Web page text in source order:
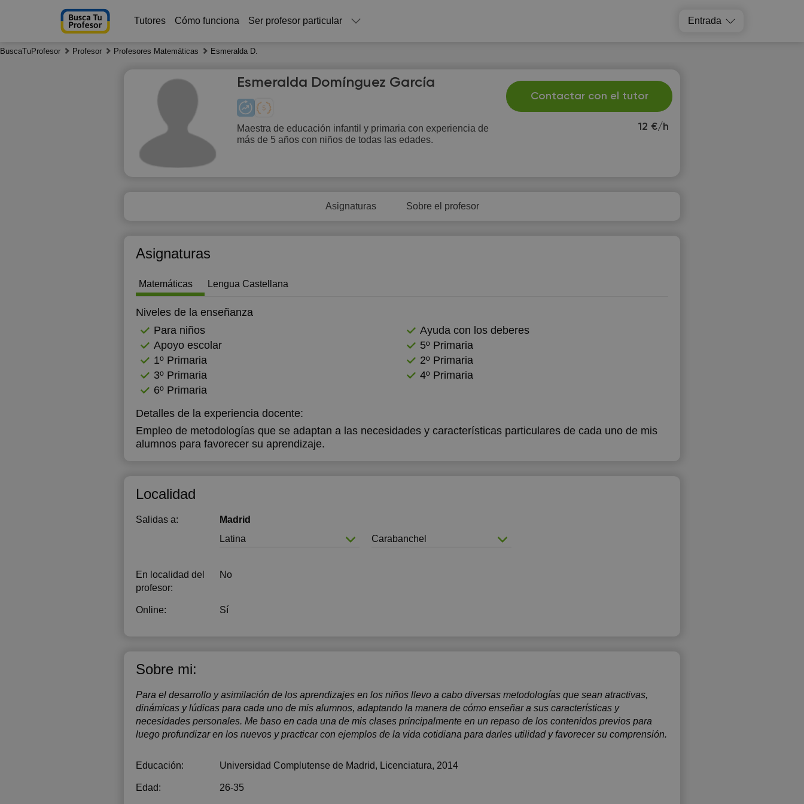
Tutores Cómo funciona Ser profesor particular Entrada
BuscaTuProfesor Profesor Profesores Matemáticas Esmeralda D.
12 €/h
Contactar con el tutor
Esmeralda Domínguez García
Maestra de educación infantil y primaria con experiencia de
más de 5 años con niños de todas las edades.
Asignaturas Sobre el profesor
Asignaturas
Matemáticas Lengua Castellana
Niveles de la enseñanza
Para niños
Ayuda con los deberes
Apoyo escolar
5º Primaria
1º Primaria
2º Primaria
3º Primaria
4º Primaria
6º Primaria
Detalles de la experiencia docente:
Empleo de metodologías que se adaptan a las necesidades y características particulares de cada uno de mis
alumnos para favorecer su aprendizaje.
Localidad
Salidas a:
Madrid
Latina
Carabanchel
En localidad del
profesor:
No
Online: Sí
Sobre mi:
Para el desarrollo y asimilación de los aprendizajes en los niños llevo a cabo diversas metodologías que sean atractivas,
dinámicas y lúdicas para cada uno de mis alumnos, adaptando la manera de cómo enseñar a sus características y
necesidades personales. Me baso en cada una de mis clases principalmente en un repaso de los contenidos previos para
luego profundizar en los nuevos y practicar con ejemplos de la vida cotidiana para darles utilidad y favorecer su comprensión.
Educación: Universidad Complutense de Madrid, Licenciatura, 2014
Edad: 26-35
Th
6
17:30
18:00
18:30
19:00
12:00
17:00